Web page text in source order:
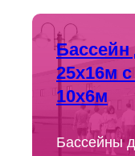
Бассейн
25х16м
10х6м
Бассейны